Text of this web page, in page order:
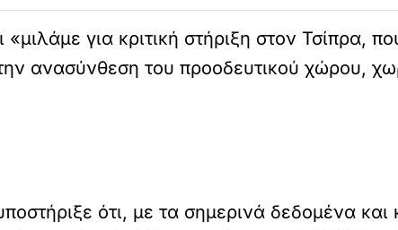
για κριτική στήριξη στον Τσίπρα, που
ανασύνθεση του προοδευτικού χώρου,
ότι, με τα σημερινά δεδομένα